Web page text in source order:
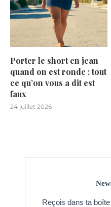
Porter le short en jean
quand on est ronde : tout
ce qu’on vous a dit est
faux
24 juillet 2026
Reçois dans ta